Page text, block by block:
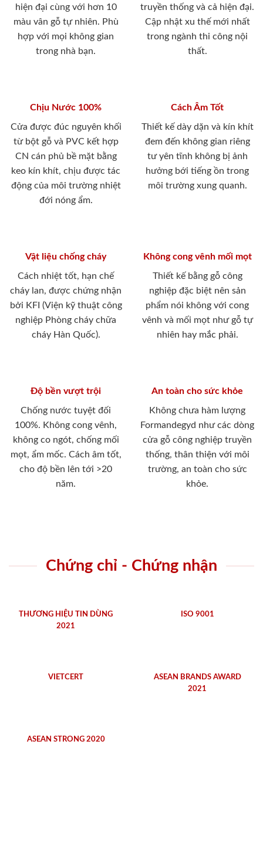
hiện đại cùng với hơn 10
màu vân gỗ tự nhiên. Phù
hợp với mọi không gian
trong nhà bạn.
truyền thống và cả hiện đại.
Cập nhật xu thế mới nhất
trong ngành thi công nội
thất.
Chịu Nước 100%
Cửa được đúc nguyên khối
từ bột gỗ và PVC kết hợp
CN cán phủ bề mặt bằng
keo kín khít, chịu được tác
động của môi trường nhiệt
đới nóng ẩm.
Cách Âm Tốt
Thiết kế dày dặn và kín khít
đem đến không gian riêng
tư yên tĩnh không bị ảnh
hưởng bới tiếng ồn trong
môi trường xung quanh.
Vật liệu chống cháy
Cách nhiệt tốt, hạn chế
cháy lan, được chứng nhận
bởi KFI (Viện kỹ thuật công
nghiệp Phòng cháy chữa
cháy Hàn Quốc).
Không cong vênh mối mọt
Thiết kế bằng gỗ công
nghiệp đặc biệt nên sản
phẩm nói không với cong
vênh và mối mọt như gỗ tự
nhiên hay mắc phải.
Độ bền vượt trội
Chống nước tuyệt đối
100%. Không cong vênh,
không co ngót, chống mối
mọt, ẩm mốc. Cách âm tốt,
cho độ bền lên tới >20
năm.
An toàn cho sức khỏe
Không chưa hàm lượng
Formandegyd như các dòng
cửa gỗ công nghiệp truyền
thống, thân thiện với môi
trường, an toàn cho sức
khỏe.
Chứng chỉ - Chứng nhận
THƯƠNG HIỆU TIN DÙNG
2021
ISO 9001
VIETCERT
ASEAN BRANDS AWARD
2021
ASEAN STRONG 2020